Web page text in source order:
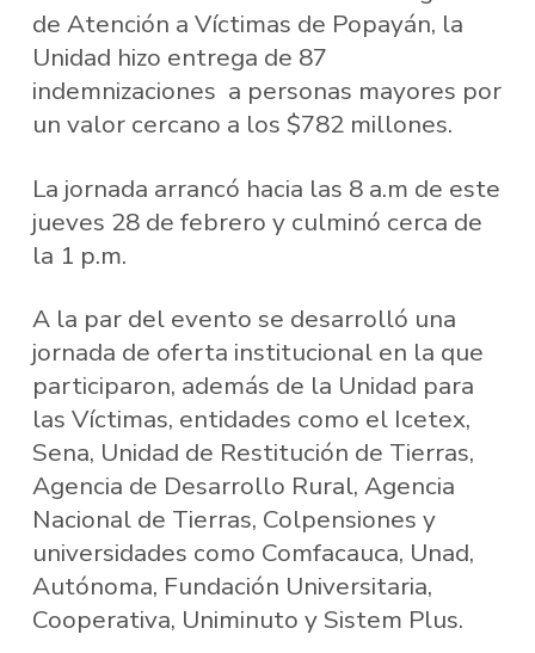
de Atención a Víctimas de Popayán, la
Unidad hizo entrega de 87
indemnizaciones a personas mayores por
un valor cercano a los $782 millones.
La jornada arrancó hacia las 8 a.m de este
jueves 28 de febrero y culminó cerca de
la 1 p.m.
A la par del evento se desarrolló una
jornada de oferta institucional en la que
participaron, además de la Unidad para
las Víctimas, entidades como el Icetex,
Sena, Unidad de Restitución de Tierras,
Agencia de Desarrollo Rural, Agencia
Nacional de Tierras, Colpensiones y
universidades como Comfacauca, Unad,
Autónoma, Fundación Universitaria,
Cooperativa, Uniminuto y Sistem Plus.